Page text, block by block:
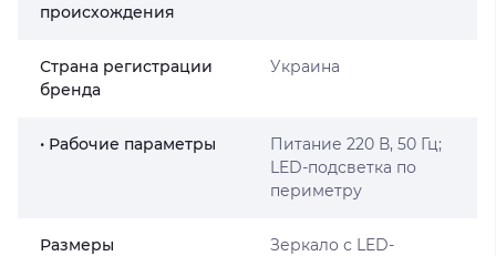
происхождения
Страна регистрации
бренда
Украина
• Рабочие параметры
Питание 220 В, 50 Гц;
LED-подсветка по
периметру
Размеры
Зеркало с LED-